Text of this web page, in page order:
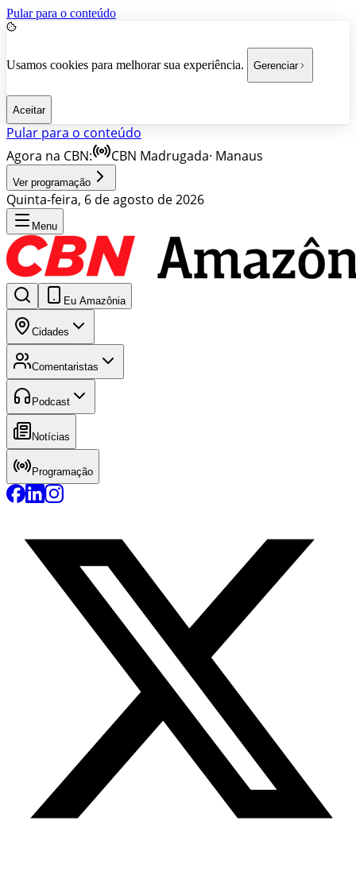
Pular para o conteúdo
Usamos cookies para melhorar sua experiência. Gerenciar
Aceitar
Pular para o conteúdo
Agora na CBN:
CBN Madrugada· Manaus
Ver programação
Quinta-feira, 6 de agosto de 2026
Menu
Eu Amazônia
Cidades
Comentaristas
Podcast
Notícias
Programação